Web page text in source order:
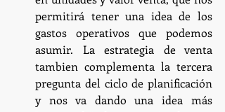
permitirá tener una idea de los
gastos operativos que podemos
asumir. La estrategia de venta
tambien complementa la tercera
pregunta del ciclo de planificación
y nos va dando una idea más